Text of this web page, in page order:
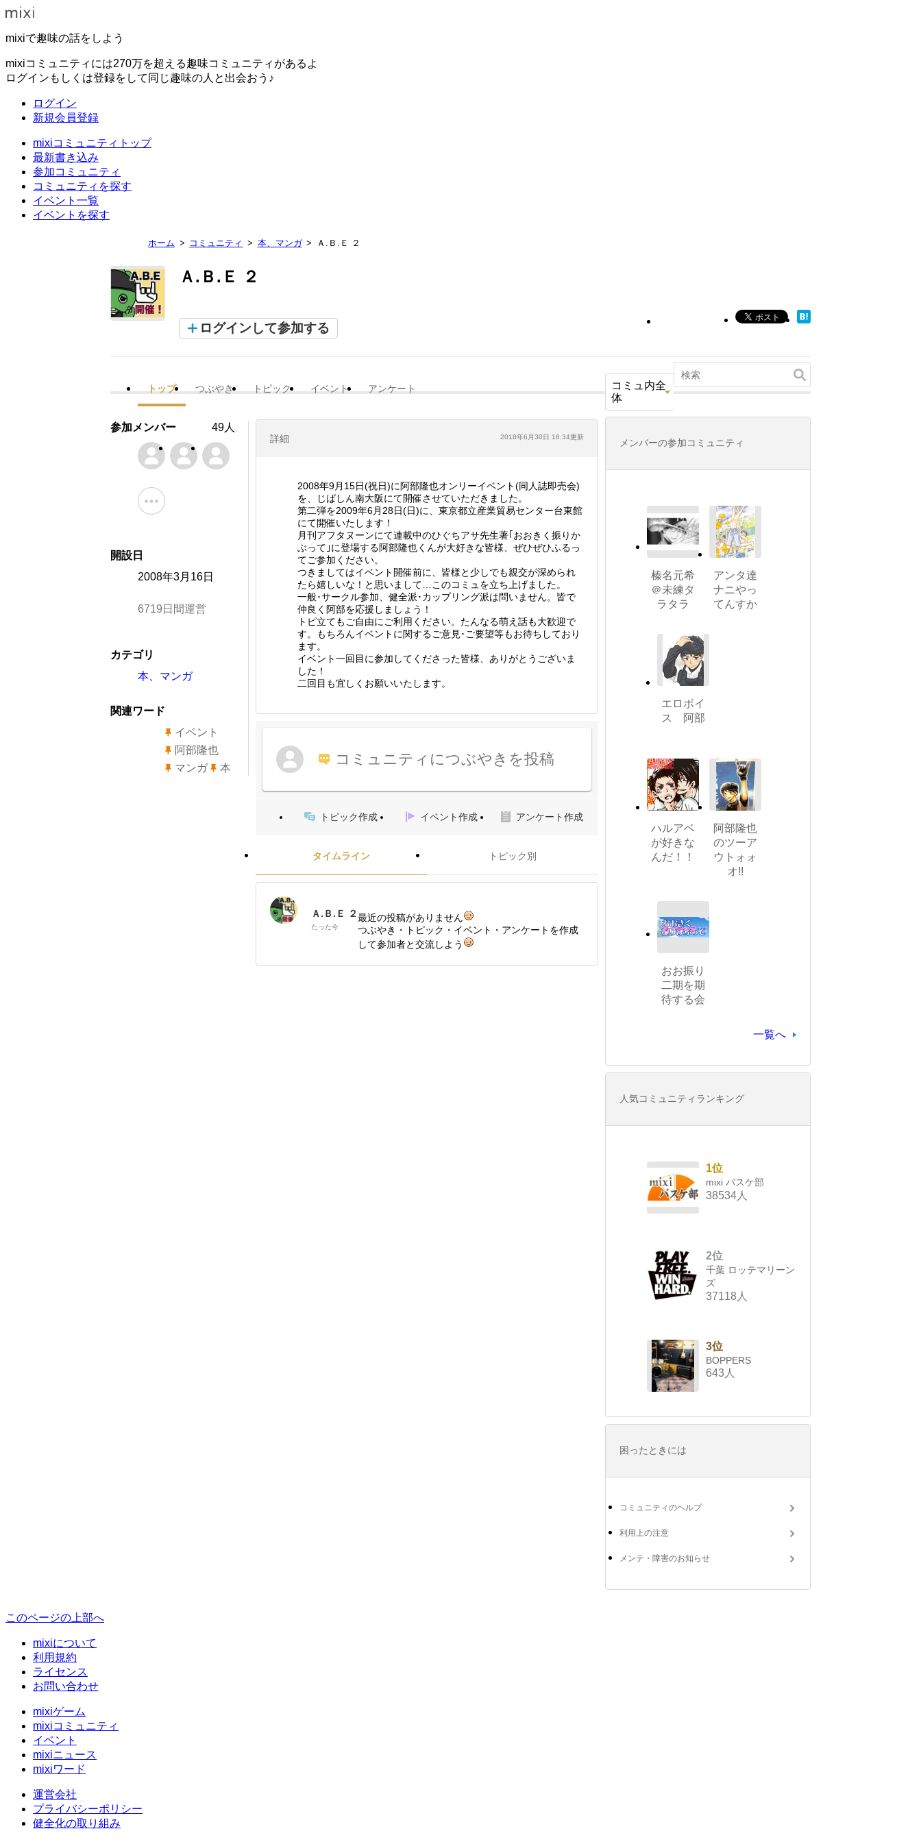
mixiで趣味の話をしよう
mixiコミュニティには270万を超える趣味コミュニティがあるよ
ログインもしくは登録をして同じ趣味の人と出会おう♪
ログイン
新規会員登録
mixiコミュニティトップ
最新書き込み
参加コミュニティ
コミュニティを探す
イベント一覧
イベントを探す
ホーム コミュニティ 本、マンガ Ａ.Ｂ.Ｅ ２
Ａ.Ｂ.Ｅ ２
ログインして参加する
トップ つぶやき トピック イベント アンケート
コミュ内全
体
詳細 2018年6月30日 18:34更新
2008年9月15日(祝日)に阿部隆也オンリーイベント(同人誌即売会)
を、じばしん南大阪にて開催させていただきました。
第二弾を2009年6月28日(日)に、東京都立産業貿易センター台東館
にて開催いたします！
月刊アフタヌーンにて連載中のひぐちアサ先生著｢おおきく振りか
ぶって｣に登場する阿部隆也くんが大好きな皆様、ぜひぜひふるっ
てご参加ください。
つきましてはイベント開催前に、皆様と少しでも親交が深められ
たら嬉しいな！と思いまして…このコミュを立ち上げました。
一般･サークル参加、健全派･カップリング派は問いません。皆で
仲良く阿部を応援しましょう！
トピ立てもご自由にご利用ください。たんなる萌え話も大歓迎で
す。もちろんイベントに関するご意見･ご要望等もお待ちしており
ます。
イベント一回目に参加してくださった皆様、ありがとうございま
した！
二回目も宜しくお願いいたします。
コミュニティにつぶやきを投稿
トピック作成 イベント作成 アンケート作成
タイムライン トピック別
Ａ.Ｂ.Ｅ ２
たった今
最近の投稿がありません
つぶやき・トピック・イベント・アンケートを作成
して参加者と交流しよう
参加メンバー 49人
開設日
2008年3月16日
6719日間運営
カテゴリ
本、マンガ
関連ワード
イベント
阿部隆也
マンガ
本
メンバーの参加コミュニティ
榛名元希
＠未練タ
ラタラ
アンタ達
ナニやっ
てんすか
エロボイ
ス 阿部
ハルアベ
が好きな
んだ！！
阿部隆也
のツーア
ウトォォ
オ!!
おお振り
二期を期
待する会
一覧へ
人気コミュニティランキング
1位
mixi バスケ部
38534人
2位
千葉 ロッテマリーン
ズ
37118人
3位
BOPPERS
643人
困ったときには
コミュニティのヘルプ
利用上の注意
メンテ・障害のお知らせ
このページの上部へ
mixiについて
利用規約
ライセンス
お問い合わせ
mixiゲーム
mixiコミュニティ
イベント
mixiニュース
mixiワード
運営会社
プライバシーポリシー
健全化の取り組み